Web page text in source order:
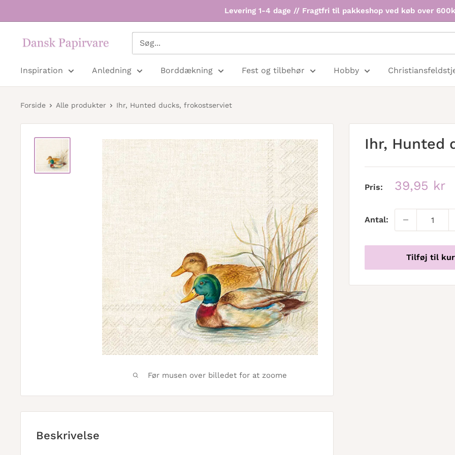
Levering 1-4 dage // Fragtfri til pakkeshop ved køb over
Dansk
Inspiration
Anledning Borddækning Fest og tilbehør Hobby
Forside Alle produkter Ihr, Hunted ducks, frokostserviet
Før musen over billedet for at zoome
Ihr, Hunted
Pris: 39,95 kr
Antal:
Tilføj til
Beskrivelse